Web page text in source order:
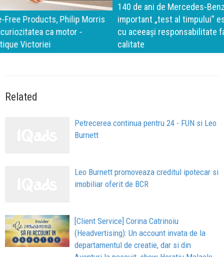
140 de ani de Mercedes-Benz. Ramona Pîrlog: Cel mai
important „test al timpului” este să inovăm constant, dar
cu aceeași responsabilitate față de oameni, siguranță și
calitate
Related
Petrecerea continua pentru 24 - FUN si Leo
Burnett
Leo Burnett promoveaza creditul ipotecar si
imobiliar oferit de BCR
[Client Service] Corina Catrinoiu
(Headvertising): Un account invata de la
departamentul de creatie, dar si din